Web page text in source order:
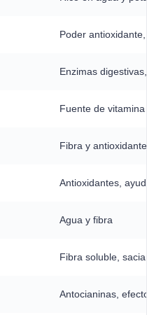
Poder
Enzimas
Fuente de
Fibra y
Antioxidantes,
Agua y fibra
Fibra soluble,
Antocianinas,